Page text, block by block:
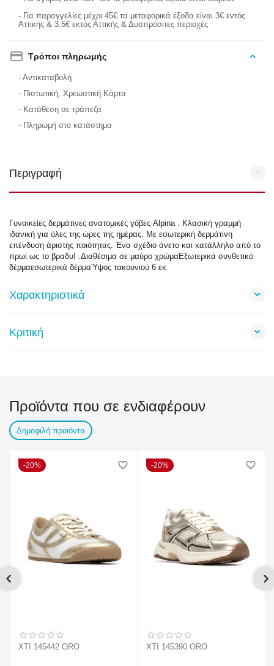
- Για παραγγελίες μέχρι 45€ τα μεταφορικά έξοδα είναι 3€ εντός
Αττικής & 3.5€ εκτός Αττικής & Δυσπρόσιτες περιοχές
Τρόποι πληρωμής
- Αντικαταβολή
- Πιστωτική, Χρεωστική Κάρτα
- Κατάθεση σε τράπεζα
- Πληρωμή στο κατάστημα
Περιγραφή
Γυναικείες δερμάτινες ανατομικές γόβες Alpina . Κλασική γραμμή
ιδανική για όλες της ώρες της ημέρας. Με εσωτερική δερμάτινη
επένδυση άριστης ποιότητας. Ένα σχέδιο άνετο και κατάλληλο από το
πρωί ως το βραδυ! .Διαθέσιμα σε μαύρο χρώμαΕξωτερικά συνθετικό
δέρμαεσωτερικά δέρμαΎψος τακουνιού 6 εκ
Χαρακτηριστικά
Κριτική
Προϊόντα που σε ενδιαφέρουν
Δημοφιλή προϊόντα
20%
XTI 145442 ORO
20%
XTI 145390 ORO